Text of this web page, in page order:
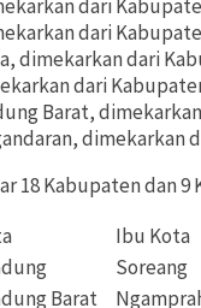
dari
dari
dimekarkan dari
dari
Barat,
dimekarkan
18 Kabupaten dan 9
Ibu Kota
Soreang
Barat